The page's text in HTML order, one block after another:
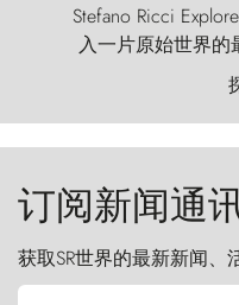
Stefano Ricci
入一片原始世界
以远古的怒号雕
del Paine）则宛
订阅新闻通
获取SR世界的最新新闻、